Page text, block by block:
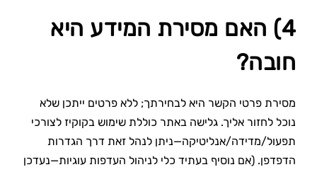
4) האם מסירת המידע היא
חובה?
מסירת פרטי הקשר היא לבחירתך; ללא פרטים ייתכן שלא
נוכל לחזור אליך. גלישה באתר כוללת שימוש בקוקיז לצורכי
תפעול/מדידה/אנליטיקה—ניתן לנהל זאת דרך הגדרות
הדפדפן. (אם נוסיף בעתיד כלי לניהול העדפות עוגיות—נעדכן